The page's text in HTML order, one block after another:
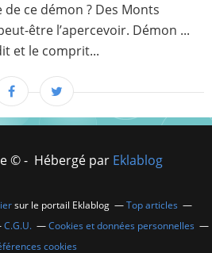
ce démon ? Des Monts
être l’apercevoir. Démon ...
et le comprit...
© - Hébergé par Eklablog
sur le portail Eklablog
Top articles
C.G.U.
Cookies et données personnelles
cookies